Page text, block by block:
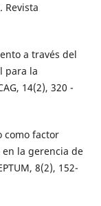
Revista
a través del
para la
14(2), 320 -
como factor
la gerencia de
8(2), 152-